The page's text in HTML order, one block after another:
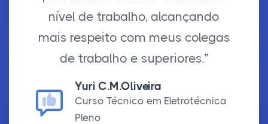
nível de trabalho, alcançando
mais respeito com meus colegas
de trabalho e superiores.”
Yuri C.M.Oliveira
Curso Técnico em Eletrotécnica
Pleno